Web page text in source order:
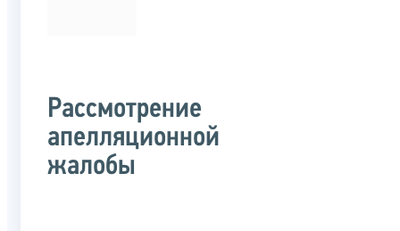
Рассмотрение
апелляционной
жалобы